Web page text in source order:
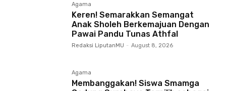
Agama
Keren! Semarakkan Semangat
Anak Sholeh Berkemajuan Dengan
Pawai Pandu Tunas Athfal
Redaksi LiputanMU - August 8, 2026
Agama
Membanggakan! Siswa Smamga